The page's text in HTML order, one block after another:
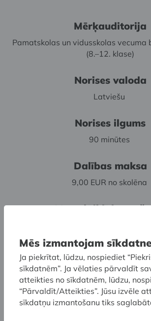
Mērķauditorija
Pamatskolas un vidusskolas vecuma
(8.–12. klase)
Norises valoda
Latviešu
Norises ilgums
90 minūtes
Dalības maksa
9,00 EUR no skolēna
Materiāli
Pieteikšanās
Dalība ar iepriekšēju
T: (+371) 67 830917
T: (+371) 60 001328
E:dmdm@lnmm.gov.lv
Mēs izmantojam
Ja piekrītat, lūdzu, nospiediet
sīkdatnēm”. Ja vēlaties pārvaldīt
atteikties no sīkdatnēm, lūdzu,
“Pārvaldīt/Atteikties”. Jūsu izvēle
sīkdatņu izmantošanu tiks